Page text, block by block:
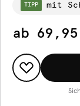
TIPP mit
ab